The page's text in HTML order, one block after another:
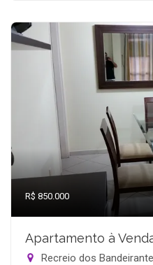
R$ 850.000
Apartamento à
Recreio dos